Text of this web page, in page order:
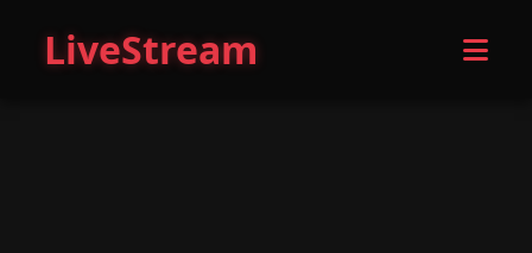
LiveStream